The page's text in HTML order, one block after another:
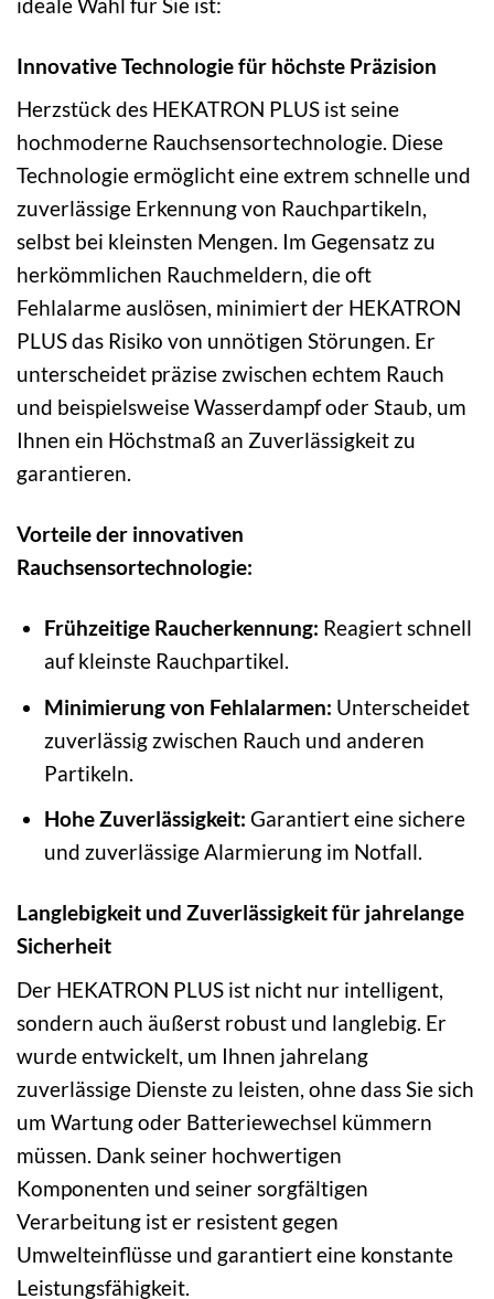
Innovative Technologie für höchste Präzision
Herzstück des HEKATRON PLUS ist seine
hochmoderne Rauchsensortechnologie. Diese
Technologie ermöglicht eine extrem schnelle und
zuverlässige Erkennung von Rauchpartikeln,
selbst bei kleinsten Mengen. Im Gegensatz zu
herkömmlichen Rauchmeldern, die oft
Fehlalarme auslösen, minimiert der HEKATRON
PLUS das Risiko von unnötigen Störungen. Er
unterscheidet präzise zwischen echtem Rauch
und beispielsweise Wasserdampf oder Staub, um
Ihnen ein Höchstmaß an Zuverlässigkeit zu
garantieren.
Vorteile der innovativen
Rauchsensortechnologie:
Frühzeitige Raucherkennung: Reagiert schnell
auf kleinste Rauchpartikel.
Minimierung von Fehlalarmen: Unterscheidet
zuverlässig zwischen Rauch und anderen
Partikeln.
Hohe Zuverlässigkeit: Garantiert eine sichere
und zuverlässige Alarmierung im Notfall.
Langlebigkeit und Zuverlässigkeit für jahrelange
Sicherheit
Der HEKATRON PLUS ist nicht nur intelligent,
sondern auch äußerst robust und langlebig. Er
wurde entwickelt, um Ihnen jahrelang
zuverlässige Dienste zu leisten, ohne dass Sie sich
um Wartung oder Batteriewechsel kümmern
müssen. Dank seiner hochwertigen
Komponenten und seiner sorgfältigen
Verarbeitung ist er resistent gegen
Umwelteinflüsse und garantiert eine konstante
Leistungsfähigkeit.